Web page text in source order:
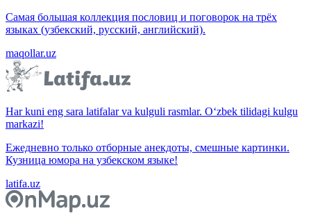
Самая большая коллекция пословиц и поговорок на трёх
языках (узбекский, русский, английский).
maqollar.uz
Har kuni eng sara latifalar va kulguli rasmlar. O‘zbek tilidagi kulgu
markazi!
Ежедневно только отборные анекдоты, смешные картинки.
Кузница юмора на узбекском языке!
latifa.uz